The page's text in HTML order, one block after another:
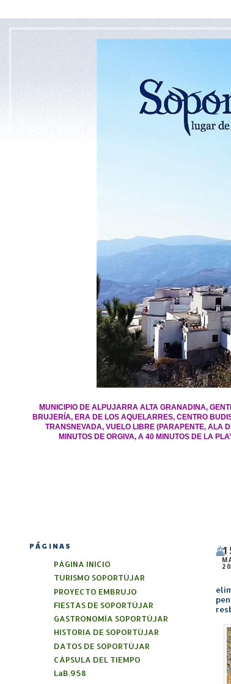
MUNICIPIO DE ALPUJARRA ALTA GRANADINA,
BRUJERÍA, ERA DE LOS AQUELARRES, CENTRO
TRANSNEVADA, VUELO LIBRE (PARAPENTE, ALA
MINUTOS DE ORGIVA, A 40 MINUTOS DE LA
PÁGINAS
PÁGINA INICIO
TURISMO SOPORTÚJAR
PROYECTO EMBRUJO
FIESTAS DE SOPORTÚJAR
GASTRONOMÍA SOPORTÚJAR
HISTORIA DE SOPORTÚJAR
DATOS DE SOPORTÚJAR
CÁPSULA DEL TIEMPO
LaB.958